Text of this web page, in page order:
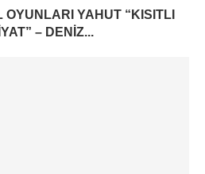
YAHUT “KISITLI
– DENIZ...